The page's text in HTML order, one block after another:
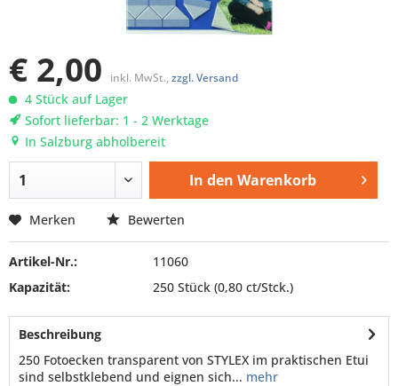
€ 2,00 inkl. MwSt., zzgl. Versand
4 Stück auf Lager
Sofort lieferbar: 1 - 2 Werktage
In Salzburg abholbereit
In den Warenkorb
Merken Bewerten
Artikel-Nr.:
11060
Kapazität:
250 Stück (0,80 ct/Stck.)
Beschreibung
250 Fotoecken transparent von STYLEX im praktischen Etui
sind selbstklebend und eignen sich... mehr